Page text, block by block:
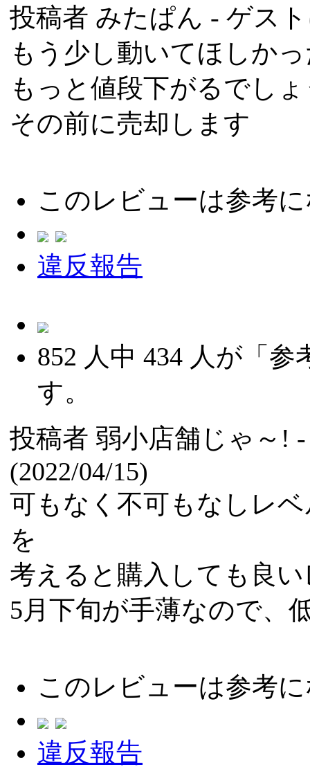
投稿者 みたぱん - ゲス
もう少し動いてほしか
もっと値段下がるでし
その前に売却します
このレビューは参考
違反報告
852 人中 434 人が「参
す。
投稿者 弱小店舗じゃ～!
(2022/04/15)
可もなく不可もなしレ
を
考えると購入しても良
5月下旬が手薄なので、
このレビューは参考
違反報告